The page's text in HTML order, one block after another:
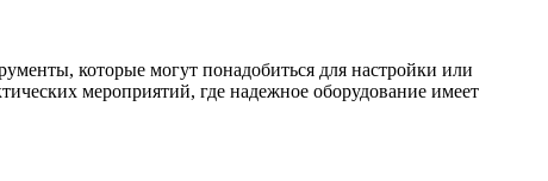
которые могут понадобиться для настройки или
мероприятий, где надежное оборудование имеет